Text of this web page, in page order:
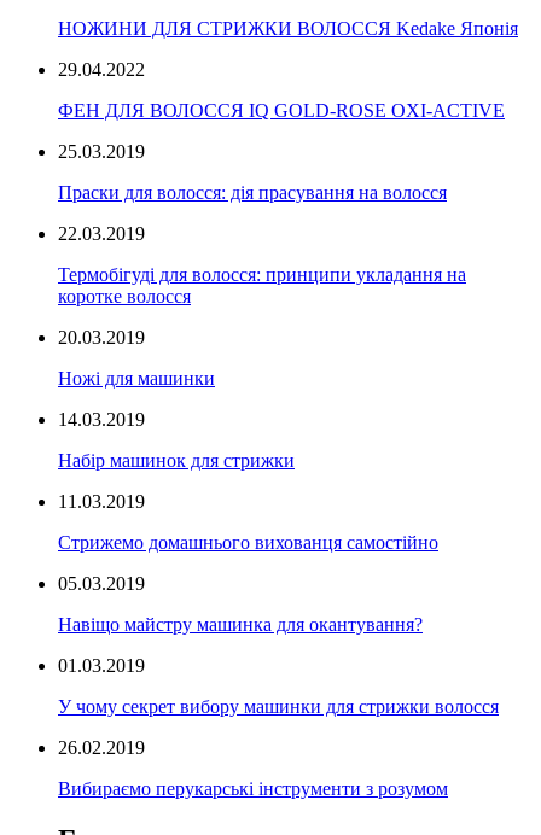
НОЖИНИ ДЛЯ СТРИЖКИ ВОЛОССЯ Kedake Японія
29.04.2022
ФЕН ДЛЯ ВОЛОССЯ IQ GOLD-ROSE OXI-ACTIVE
25.03.2019
Праски для волосся: дія прасування на волосся
22.03.2019
Термобігуді для волосся: принципи укладання на
коротке волосся
20.03.2019
Ножі для машинки
14.03.2019
Набір машинок для стрижки
11.03.2019
Стрижемо домашнього вихованця самостійно
05.03.2019
Навіщо майстру машинка для окантування?
01.03.2019
У чому секрет вибору машинки для стрижки волосся
26.02.2019
Вибираємо перукарські інструменти з розумом